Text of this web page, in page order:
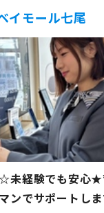
イモール七尾
未経験でも安心★
ンでサポートしま